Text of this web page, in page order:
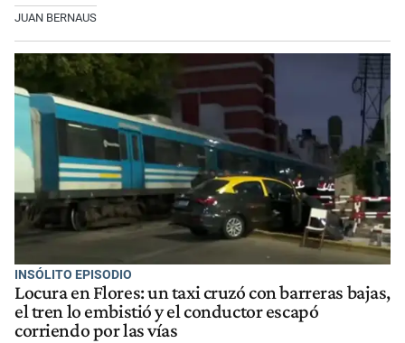
JUAN BERNAUS
INSÓLITO EPISODIO
Locura en Flores: un taxi cruzó con barreras bajas,
el tren lo embistió y el conductor escapó
corriendo por las vías